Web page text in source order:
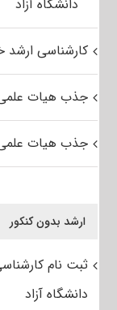
دانشگاه آزاد
کارشناسی ارشد
جذب هیات
جذب هیات
ارشد بدون کنکور
ثبت نام
دانشگاه آزاد